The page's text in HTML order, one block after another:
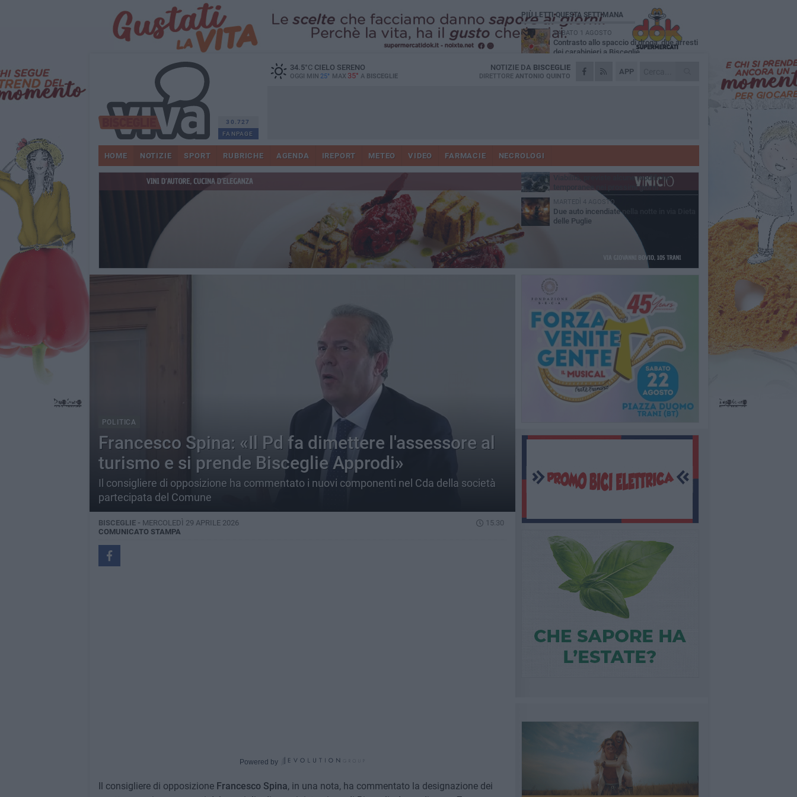
30.727
FANPAGE
34.5°CCIELO SERENO
OGGI MIN 25° MAX 35° A BISCEGLIE
APP
NOTIZIE DA BISCEGLIE
DIRETTORE ANTONIO QUINTO
HOME NOTIZIE SPORT RUBRICHE AGENDA IREPORT METEO VIDEO FARMACIE NECROLOGI
POLITICA
Francesco Spina: «Il Pd fa dimettere l'assessore al
turismo e si prende Bisceglie Approdi»
Il consigliere di opposizione ha commentato i nuovi componenti nel Cda della società
partecipata del Comune
BISCEGLIE - MERCOLEDÌ 29 APRILE 2026
15.30
COMUNICATO STAMPA
Powered by
Il consigliere di opposizione Francesco Spina, in una nota, ha commentato la designazione dei
PIÙ LETTI QUESTA SETTIMANA
SABATO 1 AGOSTO
Contrasto allo spaccio di droga, due arresti
dei carabinieri a Bisceglie
VENERDÌ 31 LUGLIO
Torna l'appuntamento con la Pastasciutta
Dramma alla spiaggia Bi-Marmi: un
VENERDÌ 31 LUGLIO
Viabilità, previste alcune modifiche
temporanee nei prossimi giorni
MARTEDÌ 4 AGOSTO
Due auto incendiate nella notte in via Dieta
delle Puglie